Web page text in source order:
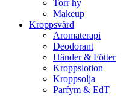
Torr hy
Makeup
Kroppsvård
Aromaterapi
Deodorant
Händer & Fötter
Kroppslotion
Kroppsolja
Parfym & EdT